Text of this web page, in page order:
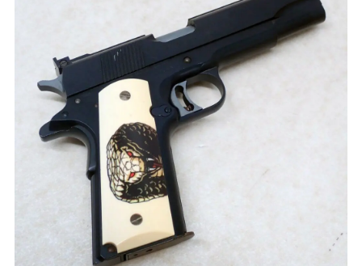
ご利用案内
ご利用が初めての方へ
宅配買取の流れ
出張買取の流れ
店頭買取の流れ
遺品買取
出張対応エリア